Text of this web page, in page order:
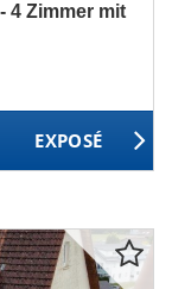
4 Zimmer mit